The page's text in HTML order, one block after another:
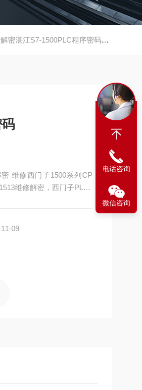
江S7-1500PLC程序密码解密/可解出密码
维修西门子1500系列CP
维修解密，西门子PLC1
09
电话咨询
微信咨询